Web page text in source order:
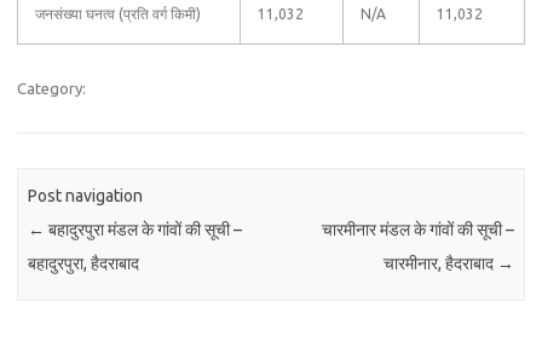
जनसंख्या घनत्व (प्रति वर्ग किमी) 11,032 N/A 11,032
Category:
Post navigation
← बहादुरपुरा मंडल के गांवों की सूची –
बहादुरपुरा, हैदराबाद
चारमीनार मंडल के गांवों की सूची –
चारमीनार, हैदराबाद →